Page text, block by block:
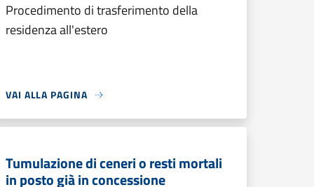
Procedimento di trasferimento della
residenza all'estero
VAI ALLA PAGINA
Tumulazione di ceneri o resti mortali
in posto già in concessione